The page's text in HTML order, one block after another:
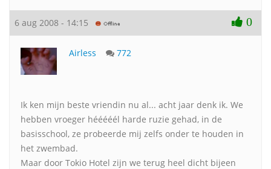
6 aug 2008 - 14:15 0
Airless 772
Ik ken mijn beste vriendin nu al... acht jaar denk ik. We
hebben vroeger hééééél harde ruzie gehad, in de
basisschool, ze probeerde mij zelfs onder te houden in
het zwembad.
Maar door Tokio Hotel zijn we terug heel dicht bijeen